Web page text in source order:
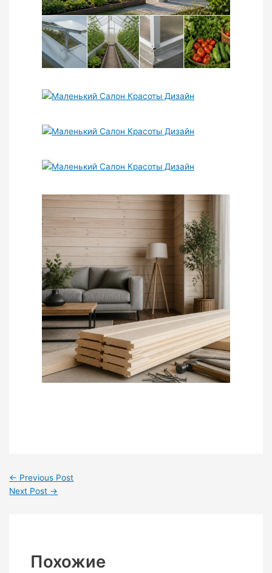
← Previous Post
Next Post →
Похожие